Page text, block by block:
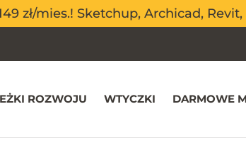
zł/mies.! Sketchup, Archicad,
zł/mies.! Sketchup, Archicad,
ROZWOJU WTYCZKI DARMOWE